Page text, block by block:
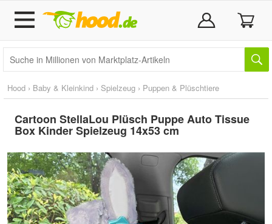
Hood › Baby & Kleinkind › Spielzeug › Puppen & Plüschtiere
Cartoon StellaLou Plüsch Puppe Auto Tissue
Box Kinder Spielzeug 14x53 cm